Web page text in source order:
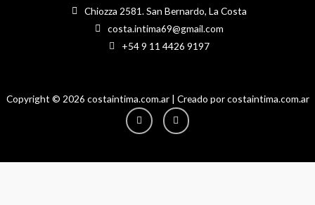
Chiozza 2581. San Bernardo, La Costa
costa.intima69@gmail.com
+54 9 11 4426 9197
Copyright © 2026 costaintima.com.ar | Creado por costaintima.com.ar
InstagramFacebook-
f